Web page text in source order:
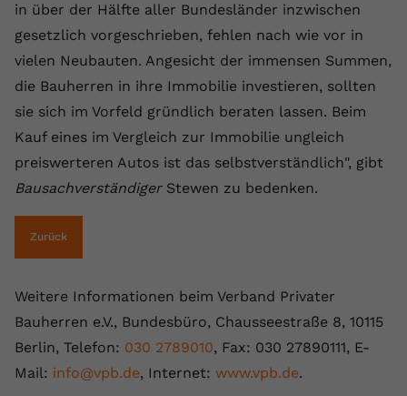
in über der Hälfte aller Bundesländer inzwischen
gesetzlich vorgeschrieben, fehlen nach wie vor in
vielen Neubauten. Angesicht der immensen Summen,
die Bauherren in ihre Immobilie investieren, sollten
sie sich im Vorfeld gründlich beraten lassen. Beim
Kauf eines im Vergleich zur Immobilie ungleich
preiswerteren Autos ist das selbstverständlich", gibt
BausachverständigerStewen zu bedenken.
Zurück
Weitere Informationen beim Verband Privater
Bauherren e.V., Bundesbüro, Chausseestraße 8, 10115
Berlin, Telefon: 030 2789010, Fax: 030 27890111, E-
Mail: info@vpb.de, Internet: www.vpb.de.